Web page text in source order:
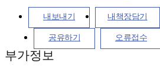
내보내기 내책장담기
공유하기 오류접수
부가정보